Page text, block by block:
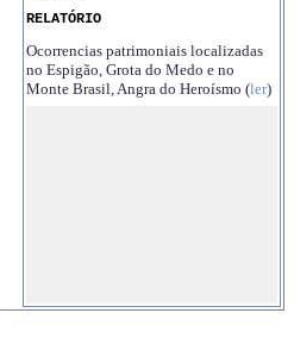
RELATÓRIO
Ocorrencias patrimoniais localizadas
no Espigão, Grota do Medo e no
Monte Brasil, Angra do Heroísmo (ler)